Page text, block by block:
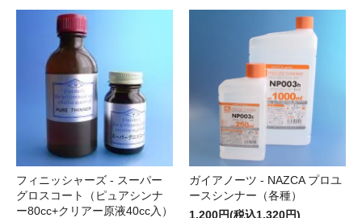
フィニッシャーズ - スーパー
グロスコート（ピュアシンナ
ー80cc+クリアー原液40cc入）
ガイアノーツ - NAZCA プロユ
ースシンナー（各種）
1,200円(税込1,320円)